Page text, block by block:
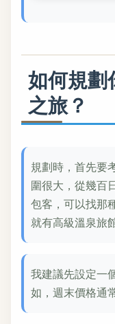
如何規劃
之旅？
規劃時，首先要
圍很大，從幾百
包客，可以找那
就有高級溫泉旅館
我建議先設定一
如，週末價格通